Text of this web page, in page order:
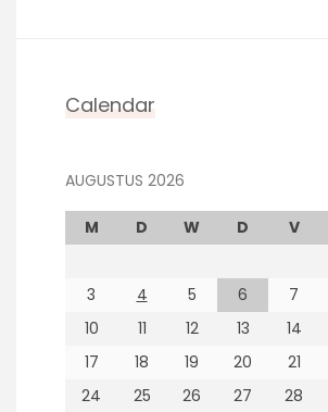
Calendar
AUGUSTUS 2026
M D W D V
3
4 5 6 7
10
11 12 13 14
17
18 19 20 21
24
25 26 27 28